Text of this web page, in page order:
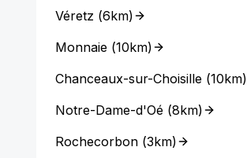
Véretz (6km)
Monnaie(10km)
Chanceaux-sur-Choisille(10km)
Notre-Dame-d'Oé(8km)
Rochecorbon(3km)